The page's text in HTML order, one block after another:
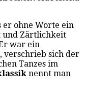
er ohne Worte ein
und Zärtlichkeit
war ein
verschrieb sich der
Tanzes im
nennt man